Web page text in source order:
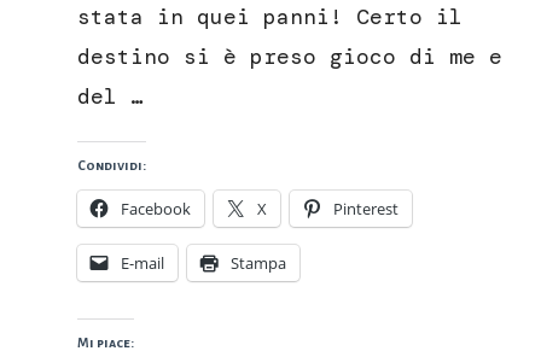
stata in quei panni! Certo il
destino si è preso gioco di me e
del …
Condividi:
Facebook X Pinterest
E-mail Stampa
Mi piace: